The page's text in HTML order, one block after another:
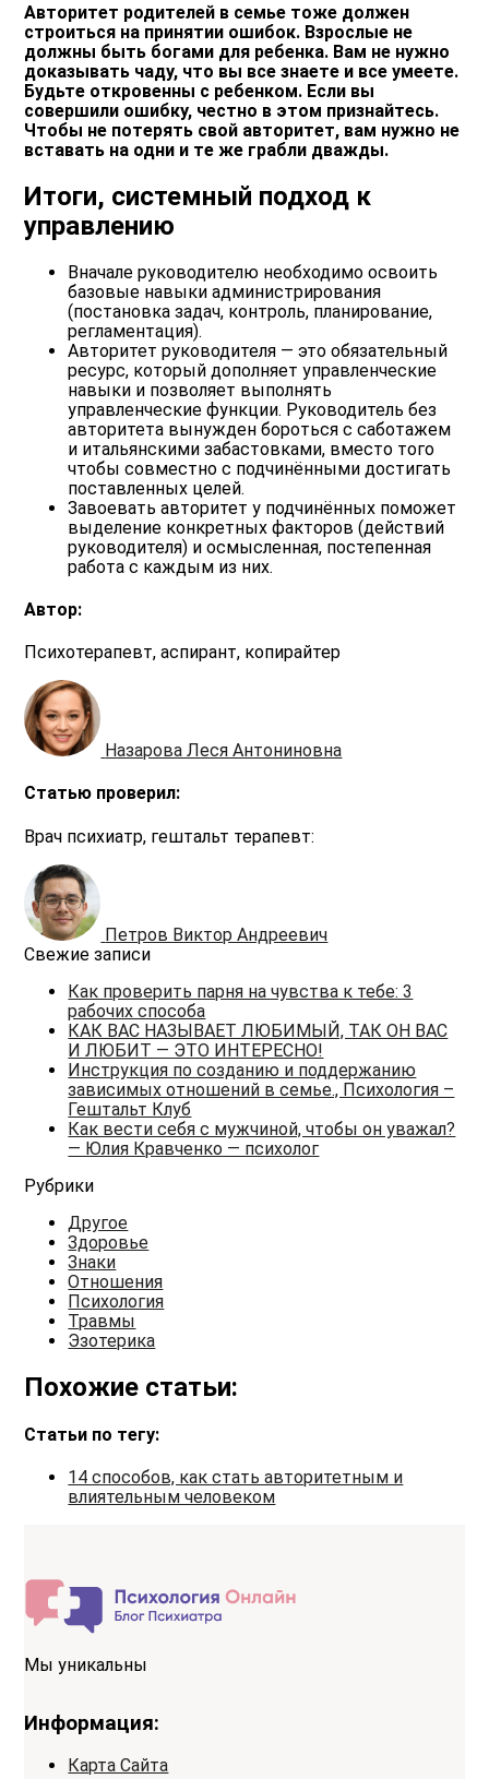
Авторитет родителей в семье тоже должен
строиться на принятии ошибок. Взрослые не
должны быть богами для ребенка. Вам не нужно
доказывать чаду, что вы все знаете и все умеете.
Будьте откровенны с ребенком. Если вы
совершили ошибку, честно в этом признайтесь.
Чтобы не потерять свой авторитет, вам нужно не
вставать на одни и те же грабли дважды.
Итоги, системный подход к
управлению
Вначале руководителю необходимо освоить
базовые навыки администрирования
(постановка задач, контроль, планирование,
регламентация).
Авторитет руководителя — это обязательный
ресурс, который дополняет управленческие
навыки и позволяет выполнять
управленческие функции. Руководитель без
авторитета вынужден бороться с саботажем
и итальянскими забастовками, вместо того
чтобы совместно с подчинёнными достигать
поставленных целей.
Завоевать авторитет у подчинённых поможет
выделение конкретных факторов (действий
руководителя) и осмысленная, постепенная
работа с каждым из них.
Автор:
Психотерапевт, аспирант, копирайтер
Назарова Леся Антониновна
Статью проверил:
Врач психиатр, гештальт терапевт:
Петров Виктор Андреевич
Свежие записи
Как проверить парня на чувства к тебе: 3
рабочих способа
КАК ВАС НАЗЫВАЕТ ЛЮБИМЫЙ, ТАК ОН ВАС
И ЛЮБИТ — ЭТО ИНТЕРЕСНО!
Инструкция по созданию и поддержанию
зависимых отношений в семье., Психология –
Гештальт Клуб
Как вести себя с мужчиной, чтобы он уважал?
— Юлия Кравченко — психолог
Рубрики
Другое
Здоровье
Знаки
Отношения
Психология
Травмы
Эзотерика
Похожие статьи:
Статьи по тегу:
14 способов, как стать авторитетным и
влиятельным человеком
Мы уникальны
Информация:
Карта Сайта